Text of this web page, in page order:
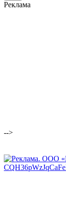
Реклама
-->